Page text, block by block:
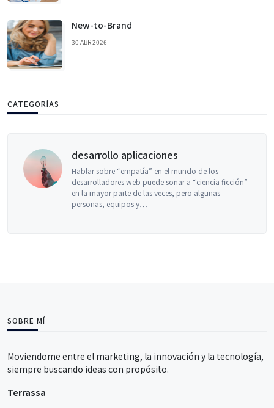
New-to-Brand
30 ABR 2026
CATEGORÍAS
desarrollo aplicaciones
Hablar sobre “empatía” en el mundo de los
desarrolladores web puede sonar a “ciencia ficción”
en la mayor parte de las veces, pero algunas
personas, equipos y…
SOBRE MÍ
Moviendome entre el marketing, la innovación y la tecnología,
siempre buscando ideas con propósito.
Terrassa